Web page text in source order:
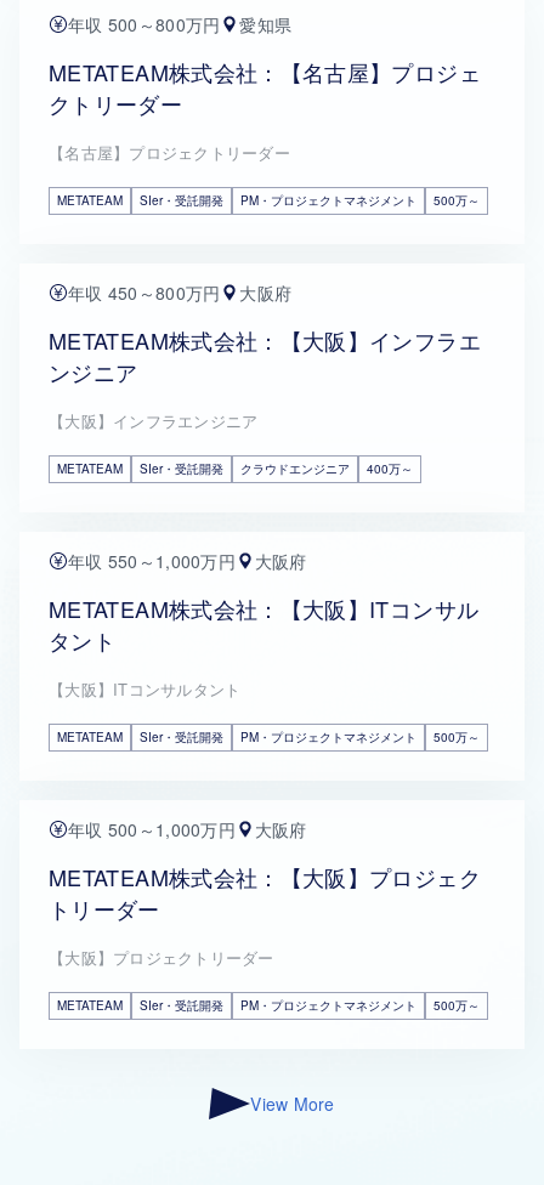
年収 500～800万円 愛知県
METATEAM株式会社：【名古屋】プロジェ
クトリーダー
【名古屋】プロジェクトリーダー
METATEAM SIer・受託開発 PM・プロジェクトマネジメント 500万～
年収 450～800万円 大阪府
METATEAM株式会社：【大阪】インフラエ
ンジニア
【大阪】インフラエンジニア
METATEAM SIer・受託開発 クラウドエンジニア 400万～
年収 550～1,000万円 大阪府
METATEAM株式会社：【大阪】ITコンサル
タント
【大阪】ITコンサルタント
METATEAM SIer・受託開発 PM・プロジェクトマネジメント 500万～
年収 500～1,000万円 大阪府
METATEAM株式会社：【大阪】プロジェク
トリーダー
【大阪】プロジェクトリーダー
METATEAM SIer・受託開発 PM・プロジェクトマネジメント 500万～
View More